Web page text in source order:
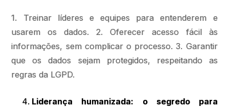
1. Treinar líderes e equipes para entenderem e
usarem os dados. 2. Oferecer acesso fácil às
informações, sem complicar o processo. 3. Garantir
que os dados sejam protegidos, respeitando as
regras da LGPD.
Liderança humanizada: o segredo para